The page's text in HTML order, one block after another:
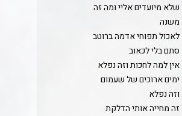
שלא מיועדים אליי ומה זה
משנה
לאכול תפוחי אדמה ברוטב
סתם בלי לכאוב
אין למה לחכות וזה נפלא
ימים ארוכים של שעמום
וזה נפלא
זה מחייה אותי הדלקת